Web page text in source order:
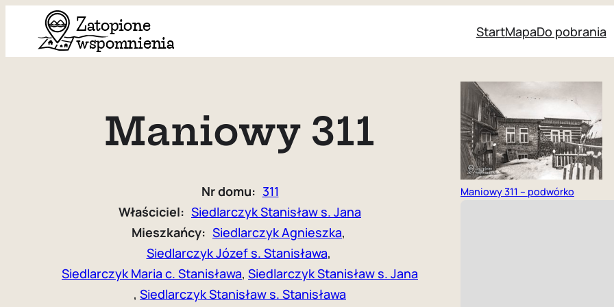
Przejdź
treści
StartMapaDo pobrania
Maniowy 311
Nr domu: 311
Właściciel: Siedlarczyk Stanisław s. Jana
Mieszkańcy: Siedlarczyk Agnieszka,
Siedlarczyk Józef s. Stanisława,
Siedlarczyk Maria c. Stanisława, Siedlarczyk Stanisław s. Jana
, Siedlarczyk Stanisław s. Stanisława
Maniowy 311 – podwórko